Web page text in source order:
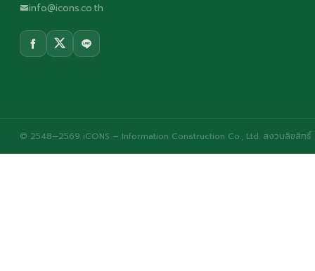
info@icons.co.th
© 2548–2569 iCONS – Information Construction Co., Ltd. สงวนลิขสิทธิ์